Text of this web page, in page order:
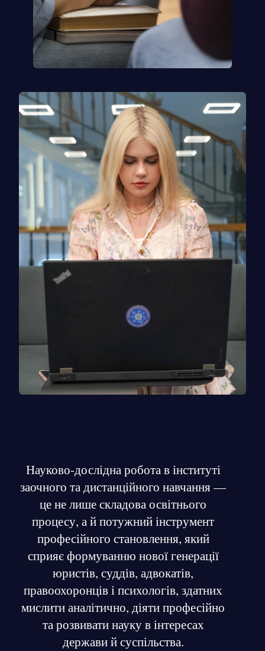
Науково-дослідна робота в інституті
заочного та дистанційного навчання —
це не лише складова освітнього
процесу, а й потужний інструмент
професійного становлення, який
сприяє формуванню нової генерації
юристів, суддів, адвокатів,
правоохоронців і психологів, здатних
мислити аналітично, діяти професійно
та розвивати науку в інтересах
держави й суспільства.